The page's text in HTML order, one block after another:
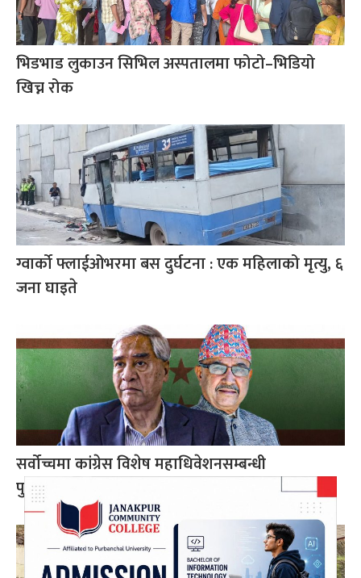
भिडभाड लुकाउन सिभिल अस्पतालमा फोटो–भिडियो
खिच्न रोक
ग्वार्को फ्लाईओभरमा बस दुर्घटना : एक महिलाको मृत्यु, ६
जना घाइते
सर्वोच्चमा कांग्रेस विशेष महाधिवेशनसम्बन्धी
पुनरावलोकन निवेदन अध्ययन हुँदै